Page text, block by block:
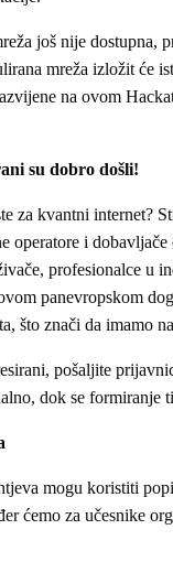
još nije dostupna,
mreža izložit će
na ovom
su dobro došli!
za kvantni internet?
operatore i
profesionalce u
panevropskom
što znači da imamo
pošaljite
dok se formiranje
mogu koristiti
ćemo za učesnike